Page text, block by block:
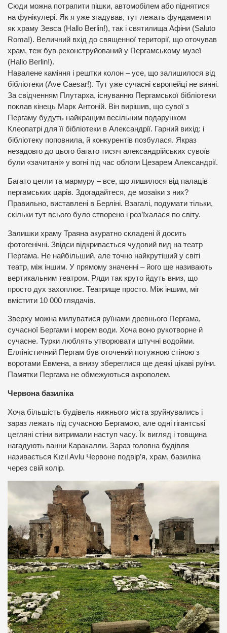
Сюди можна потрапити пішки, автомобілем або піднятися
на фунікулері. Як я уже згадував, тут лежать фундаменти
як храму Зевса (Hallo Berlin!), так і святилища Афіни (Saluto
Roma!). Величний вхід до священної території, що оточував
храм, теж був реконструйований у Пергамському музеї
(Hallo Berlin!).
Навалене каміння і рештки колон – усе, що залишилося від
бібліотеки (Ave Caesar!). Тут уже сучасні європейці не винні.
За свідченням Плутарха, існуванню Пергамської бібліотеки
поклав кінець Марк Антоній. Він вирішив, що сувої з
Пергаму будуть найкращим весільним подарунком
Клеопатрі для її бібліотеки в Александрії. Гарний вихід: і
бібліотеку поповнила, й конкурентів позбулася. Якраз
незадовго до цього багато тисяч александрійських сувоїв
були «зачитані» у вогні під час облоги Цезарем Александрії.
Багато цегли та мармуру – все, що лишилося від палаців
пергамських царів. Здогадайтеся, де мозаїки з них?
Правильно, виставлені в Берліні. Взагалі, подумати тільки,
скільки тут всього було створено і роз’їхалася по світу.
Залишки храму Траяна акуратно складені й досить
фотогенічні. Звідси відкривається чудовий вид на театр
Пергама. Не найбільший, але точно найкрутіший у світі
театр, між іншим. У прямому значенні – його ще називають
вертикальним театром. Ряди так круто йдуть вниз, що
просто дух захоплює. Театрище просто. Між іншим, міг
вмістити 10 000 глядачів.
Зверху можна милуватися руїнами древнього Пергама,
сучасної Бергами і морем води. Хоча воно рукотворне й
сучасне. Турки люблять утворювати штучні водойми.
Елліністичний Пергам був оточений потужною стіною з
воротами Евмена, а внизу збереглися ще деякі цікаві руїни.
Памятки Пергама не обмежуються акрополем.
Червона базиліка
Хоча більшість будівель нижнього міста зруйнувались і
зараз лежать під сучасною Бергамою, але одні гігантські
цегляні стіни витримали наступ часу. Їх вигляд і товщина
нагадують ванни Каракалли. Зараз головна будівля
називається Kızıl Avlu Червоне подвір’я, храм, базиліка
через свій колір.